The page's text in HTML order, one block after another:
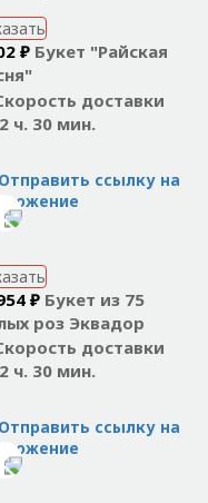
₽ Букет "Райская
ч. 30 мин.
Отправить ссылку на
₽ Букет из 75
роз Эквадор
ч. 30 мин.
Отправить ссылку на